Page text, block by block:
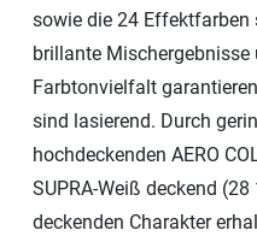
sowie die 24 Effektfarben
brillante Mischergebnisse
Farbtonvielfalt
sind lasierend. Durch
hochdeckenden AERO
SUPRA-Weiß deckend
deckenden Charakter